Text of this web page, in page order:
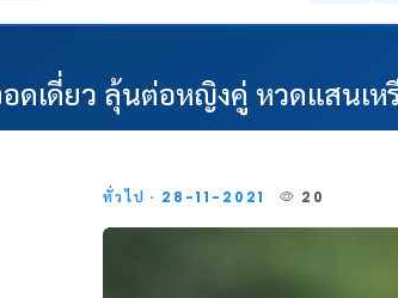
อดเดี่ยว ลุ้นต่อหญิงคู่ หวดแสนเห
ทั่วไป · 28-11-2021 20